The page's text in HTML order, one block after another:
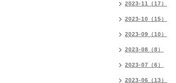
2023-11（17）
2023-10（15）
2023-09（10）
2023-08（8）
2023-07（6）
2023-06（13）